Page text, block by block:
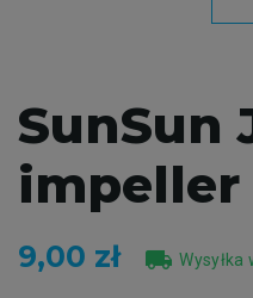
SunSun
impeller
9,00 zł local_shipping Wysyłka